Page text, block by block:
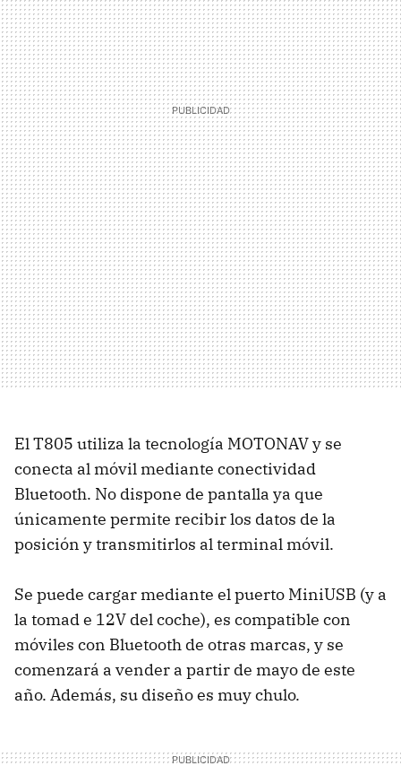
El T805 utiliza la tecnología MOTONAV y se
conecta al móvil mediante conectividad
Bluetooth. No dispone de pantalla ya que
únicamente permite recibir los datos de la
posición y transmitirlos al terminal móvil.
Se puede cargar mediante el puerto MiniUSB (y a
la tomad e 12V del coche), es compatible con
móviles con Bluetooth de otras marcas, y se
comenzará a vender a partir de mayo de este
año. Además, su diseño es muy chulo.